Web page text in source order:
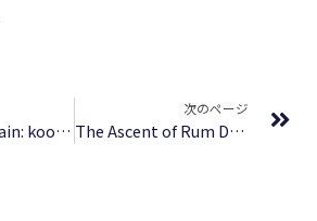
Äideistä parhain: koominen draama – [EPUB, PDF, Ekirjoja]
次のページ
The Ascent of Rum Doodle : Free Book PDF